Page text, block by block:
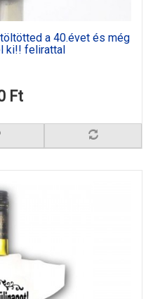
a 40.évet és még
ki!! felirattal
Ft